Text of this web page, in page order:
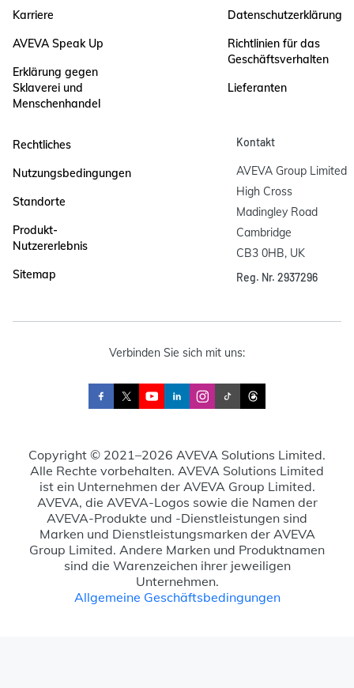
Karriere
AVEVA Speak Up
Erklärung gegen
Sklaverei und
Menschenhandel
Datenschutzerklärung
Richtlinien für das
Geschäftsverhalten
Lieferanten
Rechtliches
Nutzungsbedingungen
Standorte
Produkt-
Nutzererlebnis
Sitemap
Kontakt
AVEVA Group Limited
High Cross
Madingley Road
Cambridge
CB3 0HB, UK
Reg. Nr. 2937296
Verbinden Sie sich mit uns:
Copyright © 2021–2026 AVEVA Solutions Limited.
Alle Rechte vorbehalten. AVEVA Solutions Limited
ist ein Unternehmen der AVEVA Group Limited.
AVEVA, die AVEVA-Logos sowie die Namen der
AVEVA-Produkte und -Dienstleistungen sind
Marken und Dienstleistungsmarken der AVEVA
Group Limited. Andere Marken und Produktnamen
sind die Warenzeichen ihrer jeweiligen
Unternehmen.
Allgemeine Geschäftsbedingungen